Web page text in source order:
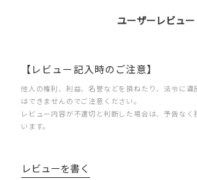
ユーザーレビュー
【レビュー記入時のご注意】
他人の権利、利益、名誉などを損ねたり、法令に違
はできませんのでご注意ください。
レビュー内容が不適切と判断した場合は、予告な
います。
レビューを書く